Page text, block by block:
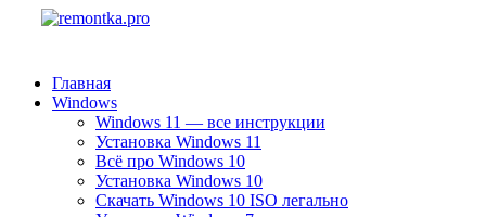
Главная
Windows
Windows 11 — все инструкции
Установка Windows 11
Всё про Windows 10
Установка Windows 10
Скачать Windows 10 ISO легально